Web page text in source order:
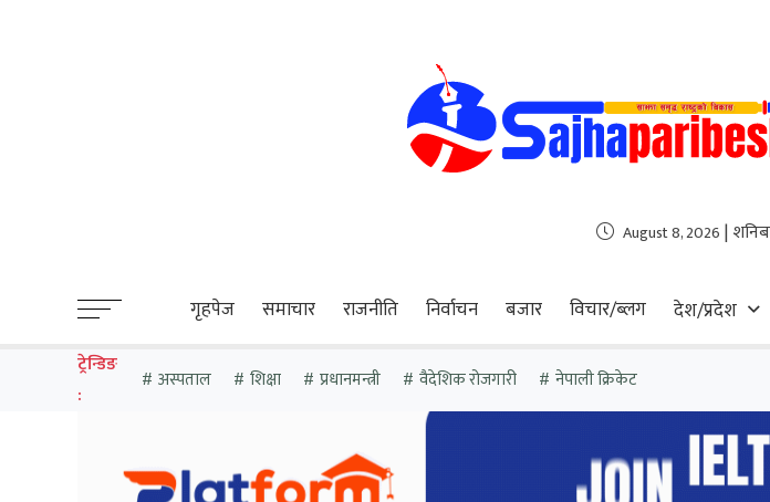
August 8, 2026 |
गृहपेज समाचार राजनीति निर्वाचन बजार विचार/ब्लग देश/प्रदेश
ट्रेन्डिङ
:
अस्पताल शिक्षा प्रधानमन्त्री वैदेशिक रोजगारी नेपाली क्रिकेट